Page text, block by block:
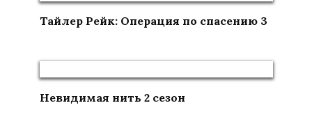
Тайлер Рейк: Операция по спасению 3
Невидимая нить 2 сезон